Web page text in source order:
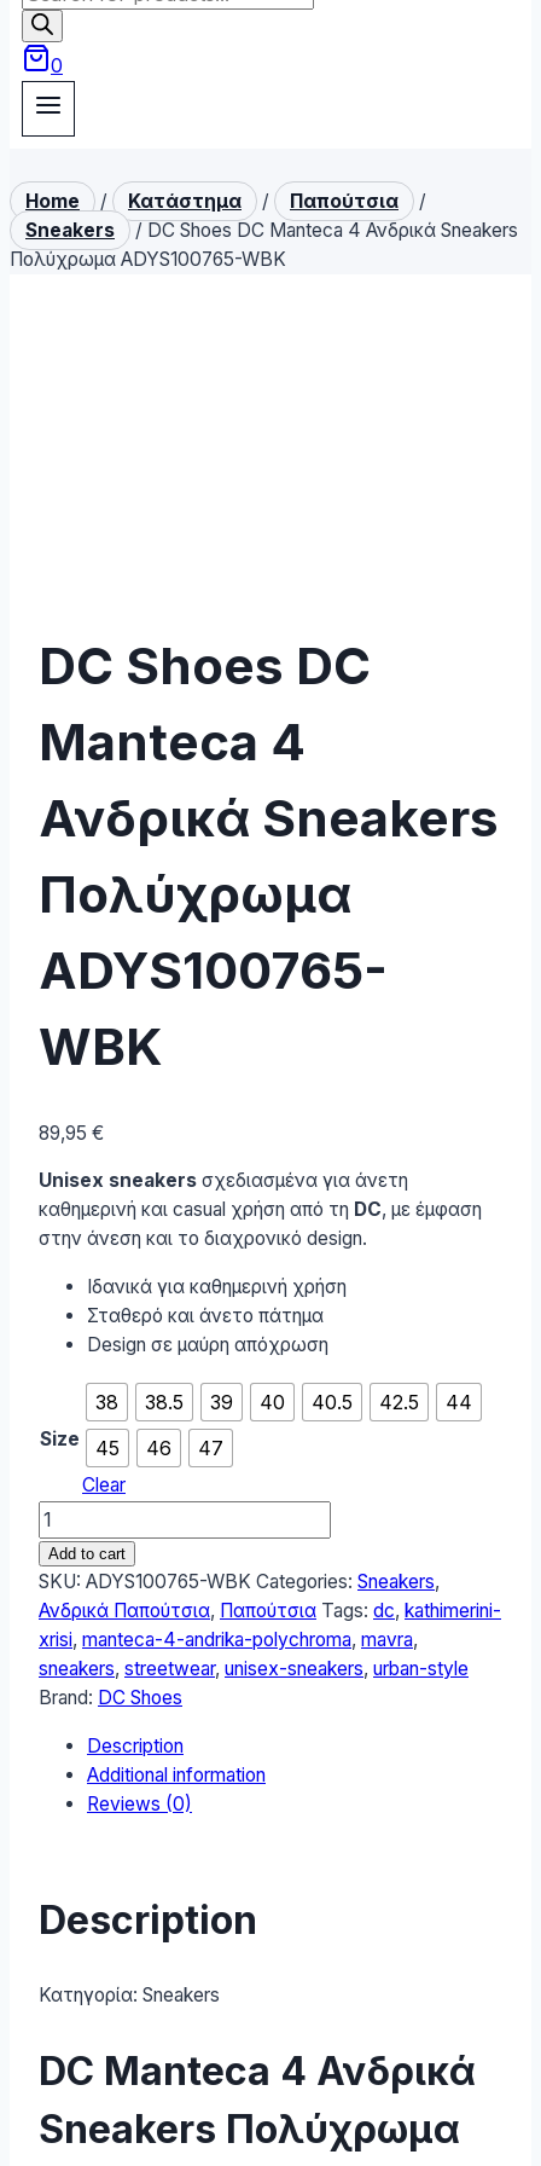
search
0
Home / Κατάστημα / Παπούτσια
/
Sneakers
/ DC Shoes DC Manteca 4 Ανδρικά Sneakers
Πολύχρωμα ADYS100765-WBK
DC Shoes DC
Manteca 4
Ανδρικά Sneakers
Πολύχρωμα
ADYS100765-
WBK
89,95 €
Unisex sneakers σχεδιασμένα για άνετη
καθημερινή και casual χρήση από τη DC, με έμφαση
στην άνεση και το διαχρονικό design.
Ιδανικά για καθημερινή χρήση
Σταθερό και άνετο πάτημα
Design σε μαύρη απόχρωση
Size
38 38.5 39 40 40.5 42.5
44
45
46 47
Clear
DC
Shoes
DC
Manteca
4
Ανδρικά
Sneakers
ADYS100765-
WBK
quantity
Add to cart
SKU: ADYS100765-WBK Categories: Sneakers,
Ανδρικά Παπούτσια, Παπούτσια Tags: dc, kathimerini-
xrisi, manteca-4-andrika-polychroma, mavra,
sneakers, streetwear, unisex-sneakers, urban-style
Brand: DC Shoes
Description
Additional information
Reviews (0)
Description
Κατηγορία: Sneakers
DC Manteca 4 Ανδρικά
Sneakers Πολύχρωμα